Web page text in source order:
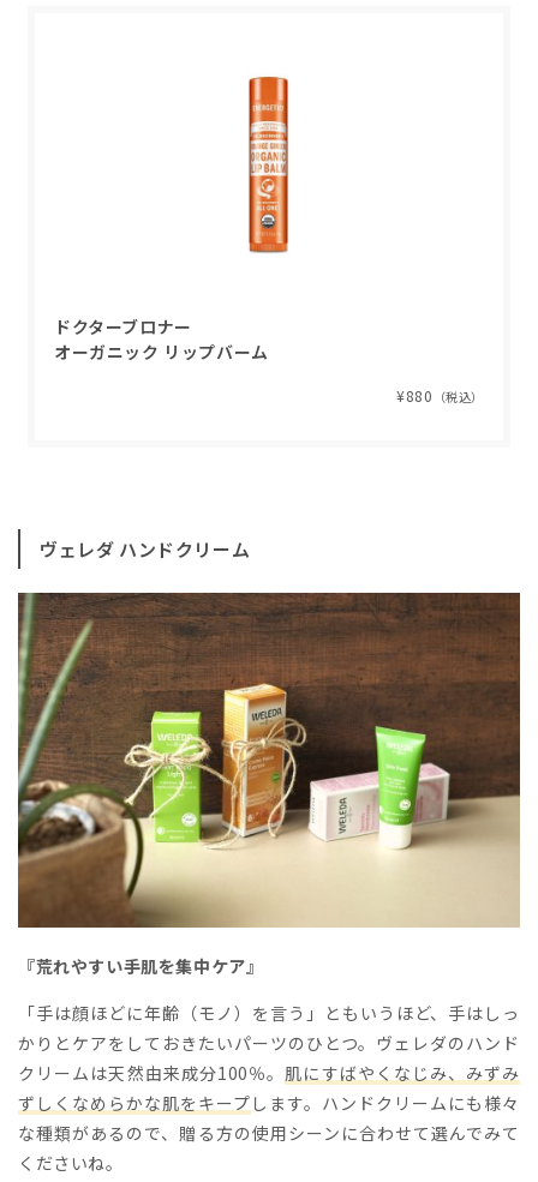
ドクターブロナー
オーガニック リップバーム
¥880 （税込）
ヴェレダ ハンドクリーム
『荒れやすい手肌を集中ケア』
「手は顔ほどに年齢（モノ）を言う」ともいうほど、手はしっ
かりとケアをしておきたいパーツのひとつ。ヴェレダのハンド
クリームは天然由来成分100％。 肌にすばやくなじみ、みずみ
ずしくなめらかな肌をキープ します。ハンドクリームにも様々
な種類があるので、贈る方の使用シーンに合わせて選んでみて
くださいね。